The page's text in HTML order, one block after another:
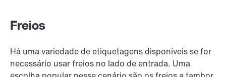
Freios
Há uma variedade de etiquetagens disponíveis se for
necessário usar freios no lado de entrada. Uma